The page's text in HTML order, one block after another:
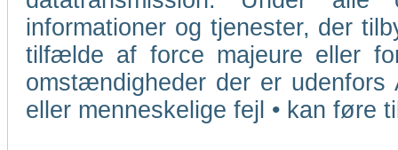
informationer og tjenester, der
tilfælde af force majeure eller
omstændigheder der er udenfors
eller menneskelige fejl • kan føre